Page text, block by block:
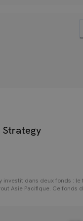
Strategy
investit dans deux fonds : le
Asie Pacifique. Ce fonds